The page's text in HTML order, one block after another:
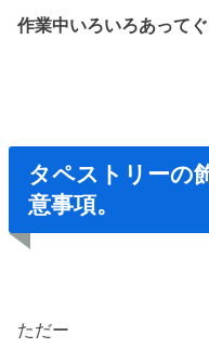
作業中いろいろあって
タペストリーの
意事項。
ただー